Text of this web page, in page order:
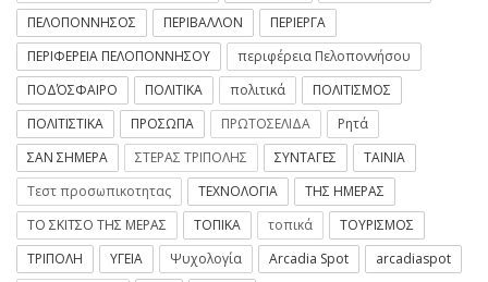
ΠΕΛΟΠΟΝΝΗΣΟΣ
ΠΕΡΙΒΑΛΛΟΝ
ΠΕΡΙΕΡΓΑ
ΠΕΡΙΦΕΡΕΙΑ ΠΕΛΟΠΟΝΝΗΣΟΥ
περιφέρεια Πελοποννήσου
ΠΟΔΌΣΦΑΙΡΟ
ΠΟΛΙΤΙΚΑ πολιτικά
ΠΟΛΙΤΙΣΜΟΣ
ΠΟΛΙΤΙΣΤΙΚΑ
ΠΡΟΣΩΠΑ ΠΡΩΤΟΣΕΛΙΔΑ
Ρητά
ΣΑΝ ΣΗΜΕΡΑ
ΣΤΕΡΑΣ ΤΡΙΠΟΛΗΣ ΣΥΝΤΑΓΕΣ
ΤΑΙΝΙΑ
Τεστ προσωπικοτητας
ΤΕΧΝΟΛΟΓΙΑ
ΤΗΣ ΗΜΕΡΑΣ
ΤΟ ΣΚΙΤΣΟ ΤΗΣ ΜΕΡΑΣ
ΤΟΠΙΚΑ τοπικά
ΤΟΥΡΙΣΜΟΣ
ΤΡΙΠΟΛΗ
ΥΓΕΙΑ Ψυχολογία Arcadia Spot
arcadiaspot